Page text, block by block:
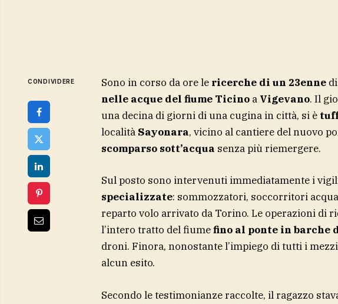
CONDIVIDERE Sono in corso da ore le ricerche di un 23ennedi
nelle acque del fiume Ticinoa Vigevano. Il
una decina di giorni di una cugina in città, si è
località Sayonara, vicino al cantiere del nuovo
scomparso sott’acqua senza più riemergere.
Sul posto sono intervenuti immediatamente i
specializzate: sommozzatori, soccorritori
reparto volo arrivato da Torino. Le operazioni di
l’intero tratto del fiumefino al ponte in barche
droni. Finora, nonostante l’impiego di tutti i
alcun esito.
Secondo le testimonianze raccolte, il ragazzo